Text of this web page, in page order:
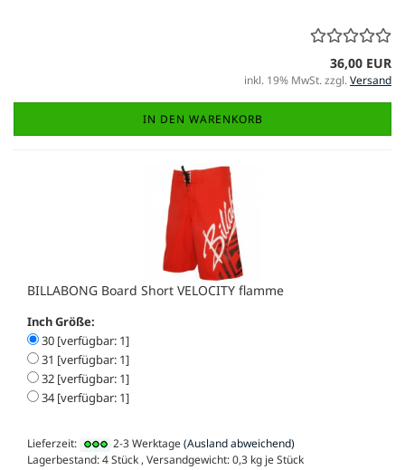
36,00 EUR
inkl. 19% MwSt. zzgl.Versand
IN DEN WARENKORB
BILLABONG Board Short VELOCITY flamme
Inch Größe:
30 [verfügbar: 1]
31 [verfügbar: 1]
32 [verfügbar: 1]
34 [verfügbar: 1]
Lieferzeit: 2-3 Werktage(Ausland abweichend)
Lagerbestand: 4 Stück , Versandgewicht:0,3 kg je Stück